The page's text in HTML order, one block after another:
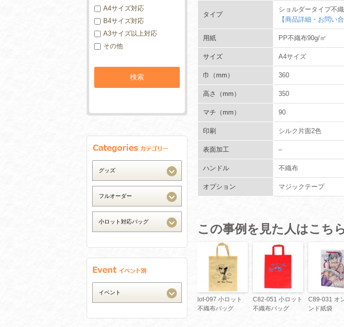
タイプ
ショルダータイプ不
【商品詳細・お問い
用紙 PP不織布90g/㎡
サイズ A4サイズ
巾（mm） 360
高さ（mm） 350
マチ（mm） 90
印刷 シルク片面2色
表面加工 –
ハンドル 不織布
オプション マジックテープ
この事例を見た人はこち
lot-097 小ロット
不織布バッグ
C82-051 小ロット
不織布バッグ
C89-031 オ
ンド紙袋
A4サイズ対応
B4サイズ対応
A3サイズ以上対応
その他